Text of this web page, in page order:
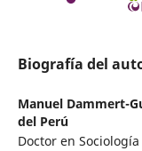
Biografía del
Manuel Dammert-
del Perú
Doctor en